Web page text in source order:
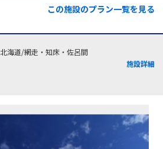
この施設のプラン一覧を見る
北海道/網走・知床・佐呂間
施設詳細